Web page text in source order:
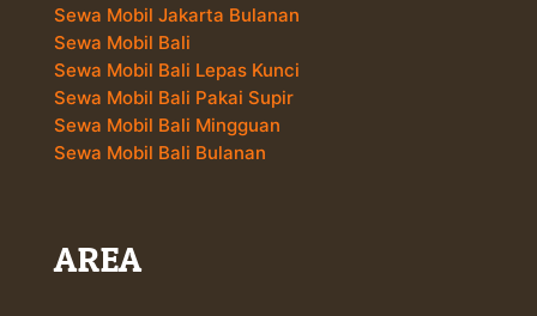
Sewa Mobil Jakarta Bulanan
Sewa Mobil Bali
Sewa Mobil Bali Lepas Kunci
Sewa Mobil Bali Pakai Supir
Sewa Mobil Bali Mingguan
Sewa Mobil Bali Bulanan
AREA